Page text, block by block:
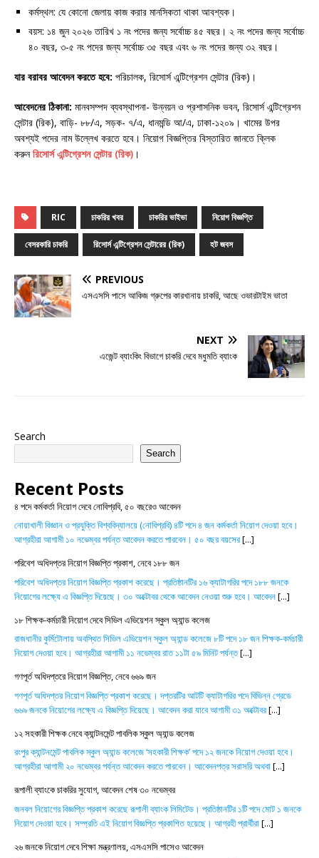
কর্মস্থল: যে কোনো জেলায় কাজ করার মানসিকতা থাকা আবশ্যক।
বয়স: ১৪ জুন ২০২৬ তারিখ ১ নং পদের জন্য সর্বোচ্চ ৪৫ বছর। ২ নং পদের জন্য সর্বোচ্চ
৪০ বছর, ৩-৫ নং পদের জন্য সর্বোচ্চ ৩৫ বছর এবং ৬ নং পদের জন্য ৩২ বছর।
যার বরাবর আবেদন করতে হবে: পরিচালক, রিসোর্স এন্টিগ্রেশন সেন্টার (রিক)।
আবেদনের ঠিকানা: মানবসম্পদ ব্যবস্থাপনা- উন্নয়ন ও প্রশাসনিক ভবন, রিসোর্স এন্টিগ্রেশন
সেন্টার (রিক), বাড়ি- ৮৮/এ, সড়ক- ৭/এ, ধানমন্ডি আ/এ, ঢাকা-১২০৯। খামের উপর
অবশ্যই পদের নাম উল্লেখ করতে হবে। নিয়োগ বিজ্ঞপ্তির বিস্তারিত জানতে ক্লিক
করুনরিসোর্স এন্টিগ্রেশন সেন্টার (রিক) ।
RIC চাকরির খবর চাকরির ভাইভা নিয়োগ বিজ্ঞপ্তি
বেসরকারি চাকরি রিসোর্স এন্টিগ্রেশন সেন্টারের (রিক) হট জবস
PREVIOUS
এসএসসি পাসে আকিজ গ্রুপের কারখানায় চাকরি, আছে ওভারটাইম ভাতা
NEXT
এজেন্ট ব্যাংকিং বিভাগে চাকরি দেবে মধুমতি ব্যাংক
Search
Search
Recent Posts
৪ পদে কর্মকর্তা নিয়োগ দেবে নোবিপ্রবি, ৫০ বছরেও আবেদন
নোয়াখালী বিজ্ঞান ও প্রযুক্তি বিশ্ববিদ্যালয়ে (নোবিপ্রবি) ৪টি পদে ৪ জন কর্মকর্তা নিয়োগ দেওয়া হবে।
আগ্রহীরা আগামী ১০ নভেম্বর পর্যন্ত আবেদন করতে পারবেন। ৫০ বছর বয়সের[...]
পরিবেশ অধিদপ্তর নিয়োগ বিজ্ঞপ্তি প্রকাশ, নেবে ১৮৮ জন
পরিবেশ অধিদপ্তর নিয়োগ বিজ্ঞপ্তি প্রকাশ করেছে। প্রতিষ্ঠানটির ১৬ ক্যাটাগরির পদে ১৮৮ জনকে
নিয়োগের লক্ষ্যে এ বিজ্ঞপ্তি দিয়েছে। ৩০ অক্টোবর থেকে আবেদন নেওয়া শুরু হবে। আবেদন[...]
১৮ শিক্ষক-কর্মচারী নিয়োগ দেবে সিভিল এভিয়েশন স্কুল অ্যান্ড কলেজ
রাজধানীর কুর্মিটোলায় অবস্থিত সিভিল এভিয়েশন স্কুল অ্যান্ড কলেজে ৮টি পদে ১৮ জন শিক্ষক-কর্মচারী
নিয়োগ দেওয়া হবে। আগ্রহীরা আগামী ১১ নভেম্বর রাত ১১টা ৫৯ মিনিট পর্যন্ত[...]
গণপূর্ত অধিদপ্তরে নিয়োগ বিজ্ঞপ্তি, নেবে ৬৬৯ জন
গণপূর্ত অধিদপ্তর নিয়োগ বিজ্ঞপ্তি প্রকাশ করেছে। দপ্তরটির আটটি ক্যাটাগরির পদে বিভিন্ন গ্রেডে
৬৬৯ জনকে নিয়োগের লক্ষ্যে এ বিজ্ঞপ্তি দিয়েছে। আবেদন করা যাবে আগামী ৩১ অক্টোবর[...]
১২ সহকারী শিক্ষক নেবে ক্যান্টনমেন্ট পাবলিক স্কুল অ্যান্ড কলেজ
রংপুর ক্যান্টনমেন্ট পাবলিক স্কুল অ্যান্ড কলেজে ‘সহকারী শিক্ষক’ পদে ১২ জনকে নিয়োগ দেওয়া হবে।
আগ্রহীরা আগামী ২০ নভেম্বর পর্যন্ত আবেদন করতে পারবেন। আবেদনপত্র সরাসরি অথবা[...]
রূপালী ব্যাংকে চাকরির সুযোগ, আবেদন শেষ ৩০ নভেম্বর
জনবল নিয়োগের বিজ্ঞপ্তি প্রকাশ করেছে রূপালী ব্যাংক লিমিটেড। প্রতিষ্ঠানটির ১টি পদে মোট ১ জনকে
নিয়োগ দেওয়া হবে। সম্প্রতি এই নিয়োগ বিজ্ঞপ্তি প্রকাশিত হয়েছে। আগ্রহী প্রার্থীরা[...]
২৬ জনকে নিয়োগ দেবে শিক্ষা মন্ত্রণালয়, এসএসসি পাসেও আবেদন